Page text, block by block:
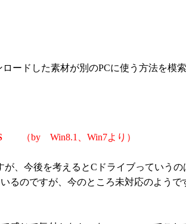
ードした素材が別のPCに使う方法を模索
（by Win8.1、Win7より）
、今後を考えるとCドライブっていうの
るのですが、今のところ未対応のようで